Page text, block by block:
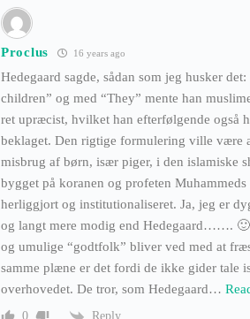
Proclus 16 years ago
Hedegaard sagde, sådan som jeg husker
children” og med “They” mente han
ret upræcist, hvilket han efterfølgende også
beklaget. Den rigtige formulering ville være
misbrug af børn, især piger, i den islamiske
bygget på koranen og profeten Muhammeds
herliggjort og institutionaliseret. Ja, jeg er
og langt mere modig end Hedegaard…….
og umulige “godtfolk” bliver ved med at
samme plæne er det fordi de ikke gider tale
overhovedet. De tror, som Hedegaard…
0 Reply